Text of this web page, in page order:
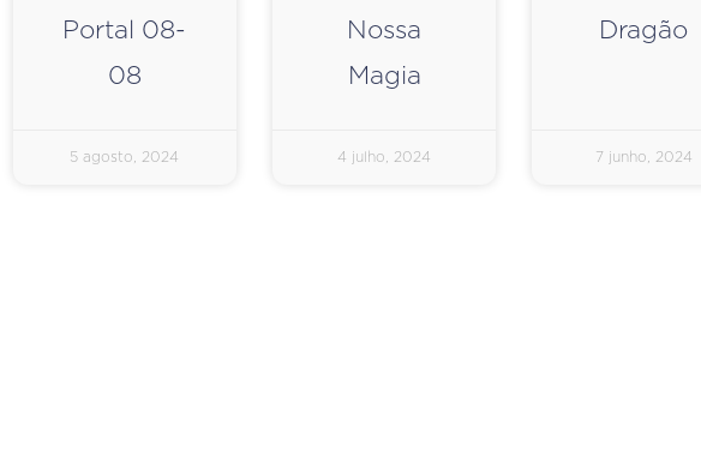
Portal 08-
08
5 agosto, 2024
Nossa
Magia
4 julho, 2024
Dragão
7 junho, 2024